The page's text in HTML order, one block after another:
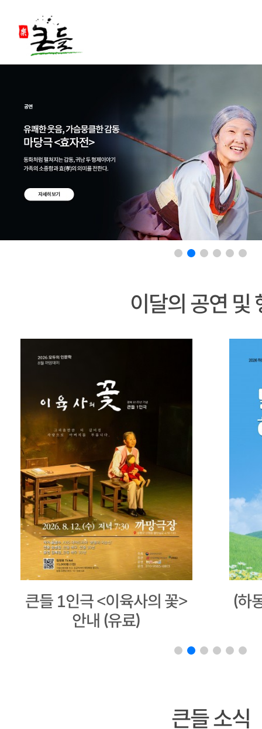
이달의 공연 및
(하동) 마당극<별천지 하동
아리랑>
큰들 소식